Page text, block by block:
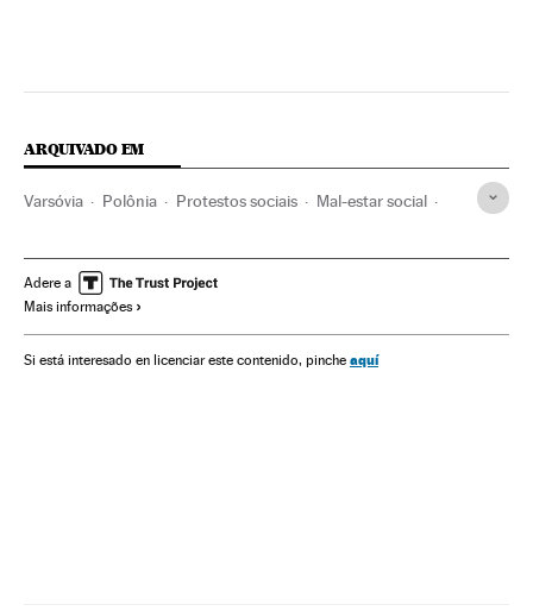
ARQUIVADO EM
Varsóvia Polônia Protestos sociais Mal-estar social
Adere a
Mais informações
Si está interesado en licenciar este contenido, pinche aquí